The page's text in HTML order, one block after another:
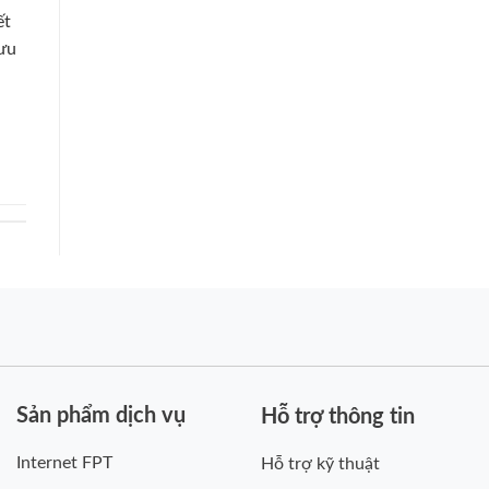
Sản phẩm dịch vụ
Internet FPT
Hỗ trợ thông tin
Hỗ trợ kỹ thuật